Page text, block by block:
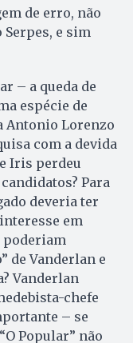
de erro, não
e sim
– a queda de
espécie de
Antonio Lorenzo
com a devida
Iris perdeu
Para
deveria ter
em
poderiam
de Vanderlan e
Vanderlan
chefe
– se
Popular” não